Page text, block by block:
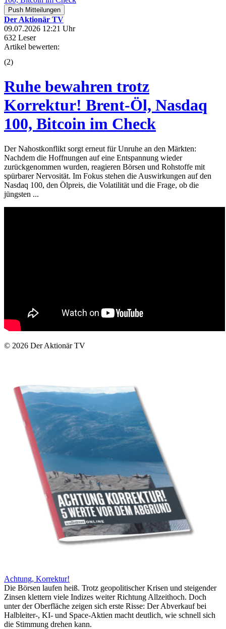
Push Mitteilungen
Der Aktionär TV
09.07.2026 12:21 Uhr
632 Leser
Artikel bewerten:
(2)
Ruhe bewahren trotz
Korrektur! Brent-Öl, Nasdaq
100, Bitcoin im Check
Der Nahostkonflikt sorgt erneut für Unruhe an den Märkten:
Nachdem die Hoffnungen auf eine Entspannung wieder
zurückgenommen wurden, reagieren Börsen und Rohstoffe mit
spürbarer Nervosität. Im Fokus stehen die Auswirkungen auf den
Nasdaq 100, den Ölpreis, die Volatilität und die Frage, ob die
jüngsten ...
© 2026 Der Aktionär TV
Achtung, Korrektur!
Die Börsen laufen heiß. Trotz geopolitischer Krisen und steigender
Zinsen klettern viele Indizes weiter Richtung Allzeithoch. Doch
unter der Oberfläche zeigen sich erste Risse: Der Abverkauf bei
Halbleiter-, KI- und Space-Aktien macht deutlich, wie schnell sich
die Stimmung drehen kann.